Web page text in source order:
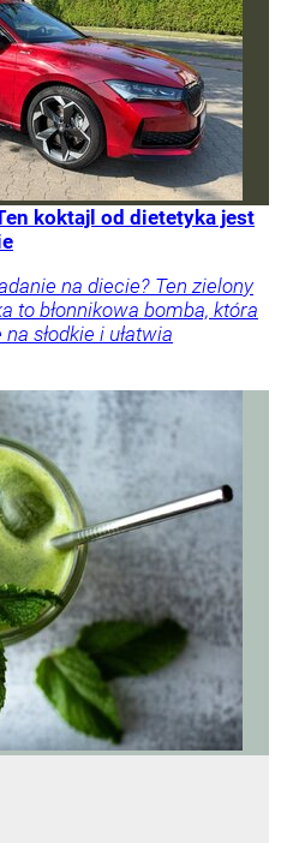
koktajl od dietetyka jest
na diecie? Ten zielony
to błonnikowa bomba, która
słodkie i ułatwia